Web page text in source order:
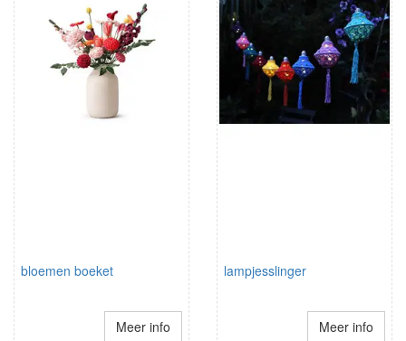
bloemen boeket
Meer info
lampjesslinger
Meer info